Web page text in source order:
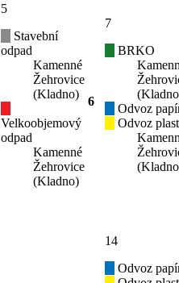
5
Stavební
odpad
Kamenné
Žehrovice
(Kladno)
Velkoobjemový
odpad
Kamenné
Žehrovice
(Kladno)
6
7
BRKO
Odvoz
Odvoz
14
Odvoz